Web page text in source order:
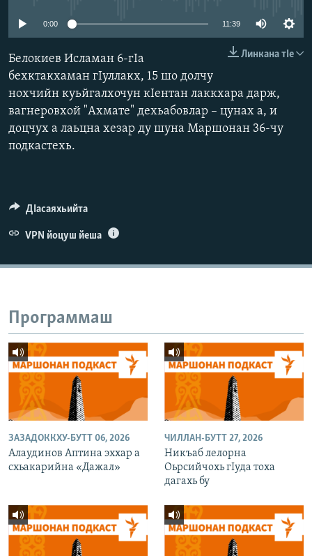
0:00 11:39
Линкана тIе
Белокиев Исламан 6-гIа
бехктакхаман гIуллакх, 15 шо долчу
нохчийн куьйгалхочун кIентан лаккхара дарж,
вагнеровхой "Ахмате" дехьабовлар – цунах а, и
доцчух а лаьцна хезар ду шуна Маршонан 36-чу
подкастехь.
ДIасаяхьийта
VPN йоцуш йеша
Программаш
ЗАЗАДОККХУ-БУТТ 06, 2026
Алаудинов Аптина эххар а
схьакарийна «Дажал»
ЧИЛЛАН-БУТТ 27, 2026
Никъаб лелорна
Оьрсийчохь гIуда тоха
дагахь бу